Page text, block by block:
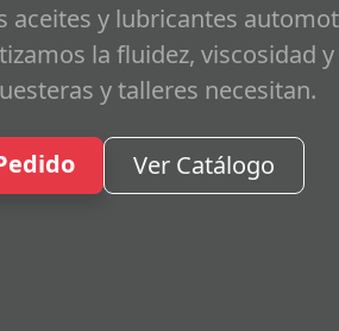
aceites y lubricantes
la fluidez, viscosidad
y talleres necesitan.
Ver Catálogo